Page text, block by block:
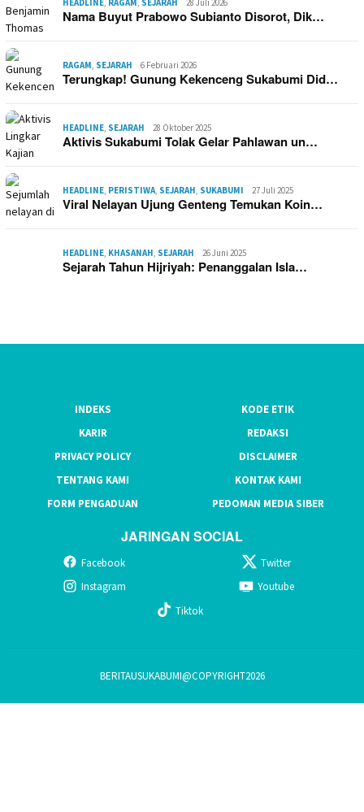
HEADLINE, RAGAM, SEJARAH 28 Juli 2026
Nama Buyut Prabowo Subianto Disorot, Dik…
RAGAM, SEJARAH 6 Februari 2026
Terungkap! Gunung Kekenceng Sukabumi Did…
HEADLINE, SEJARAH 28 Oktober 2025
Aktivis Sukabumi Tolak Gelar Pahlawan un…
HEADLINE, PERISTIWA, SEJARAH, SUKABUMI 27 Juli 2025
Viral Nelayan Ujung Genteng Temukan Koin…
HEADLINE, KHASANAH, SEJARAH 26 Juni 2025
Sejarah Tahun Hijriyah: Penanggalan Isla…
INDEKS
KODE ETIK
KARIR
REDAKSI
PRIVACY POLICY
DISCLAIMER
TENTANG KAMI
KONTAK KAMI
FORM PENGADUAN
PEDOMAN MEDIA SIBER
JARINGAN SOCIAL
Facebook
Twitter
Instagram
Youtube
Tiktok
BERITAUSUKABUMI@COPYRIGHT2026